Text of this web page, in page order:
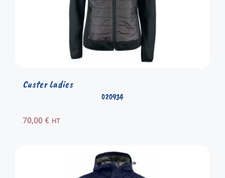
020934
Custer Ladies
70,00€ HT